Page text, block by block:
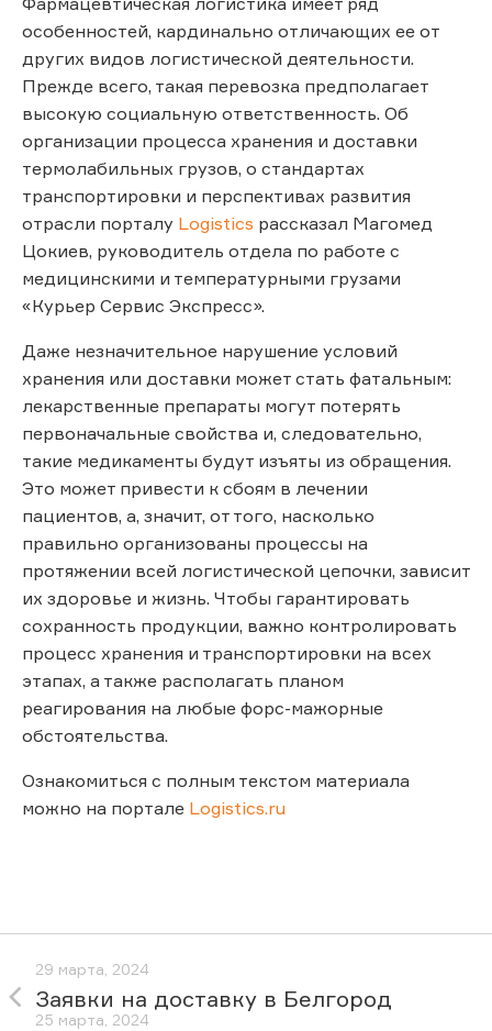
особенностей, кардинально отличающих ее от
других видов логистической деятельности.
Прежде всего, такая перевозка предполагает
высокую социальную ответственность. Об
организации процесса хранения и доставки
термолабильных грузов, о стандартах
транспортировки и перспективах развития
отрасли порталу Logistics рассказал Магомед
Цокиев, руководитель отдела по работе с
медицинскими и температурными грузами
«Курьер Сервис Экспресс».
Даже незначительное нарушение условий
хранения или доставки может стать фатальным:
лекарственные препараты могут потерять
первоначальные свойства и, следовательно,
такие медикаменты будут изъяты из обращения.
Это может привести к сбоям в лечении
пациентов, а, значит, от того, насколько
правильно организованы процессы на
протяжении всей логистической цепочки, зависит
их здоровье и жизнь. Чтобы гарантировать
сохранность продукции, важно контролировать
процесс хранения и транспортировки на всех
этапах, а также располагать планом
реагирования на любые форс-мажорные
обстоятельства.
Ознакомиться с полным текстом материала
можно на портале Logistics.ru
29 марта, 2024
Заявки на доставку в Белгород
25 марта, 2024